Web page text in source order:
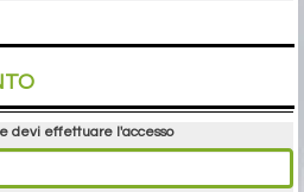
devi effettuare l'accesso